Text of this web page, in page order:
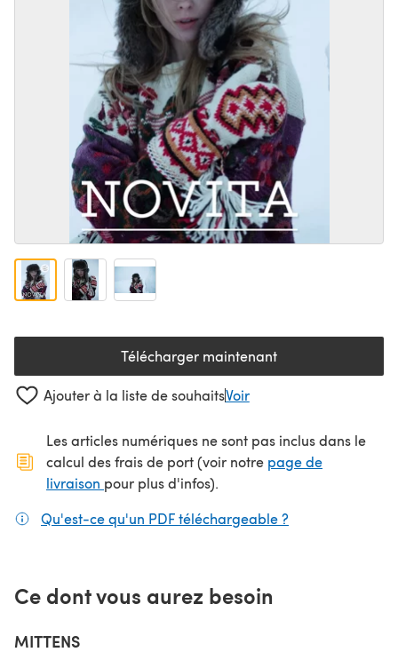
Télécharger maintenant(s'ouvre dans un nouvel
Ajouter à la liste de souhaitsVoir
Les articles numériques ne sont pas inclus dans le
calcul des frais de port (voir notre page de
livraison (s'ouvre dans un nouvel onglet)
pour plus d'infos).
Qu'est-ce qu'un PDF téléchargeable ?
Ce dont vous aurez besoin
MITTENS